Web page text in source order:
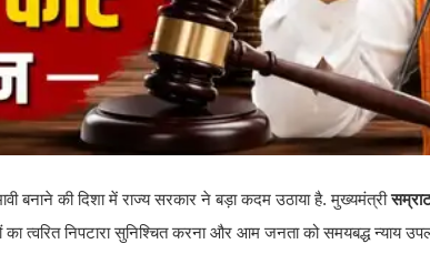
बनाने की दिशा में राज्य सरकार ने बड़ा कदम उठाया है. मुख्यमंत्री
का त्वरित निपटारा सुनिश्चित करना और आम जनता को समयबद्ध न्याय